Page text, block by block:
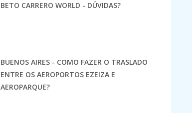
BETO CARRERO WORLD - DÚVIDAS?
BUENOS AIRES - COMO FAZER O TRASLADO
ENTRE OS AEROPORTOS EZEIZA E
AEROPARQUE?